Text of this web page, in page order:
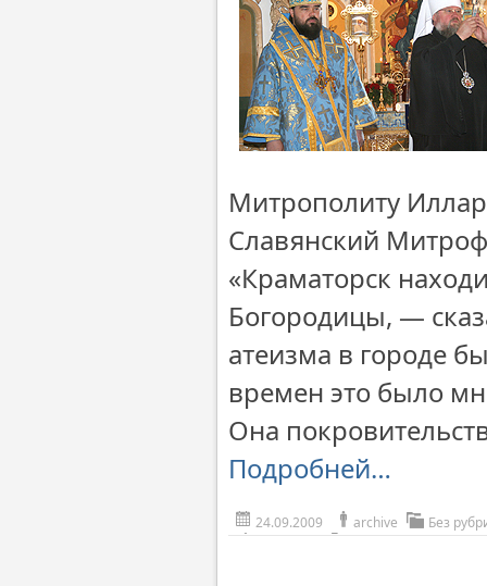
Митрополиту
Славянский
«Краматорск
Богородицы, —
атеизма в городе
времен это было
Она
Подробней…
24.09.2009 archive Без